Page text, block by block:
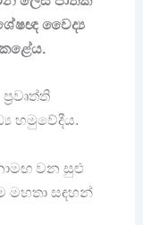
වෛද්‍ය
හමුවේදීය.
වන සුළු
මහතා සඳහන්